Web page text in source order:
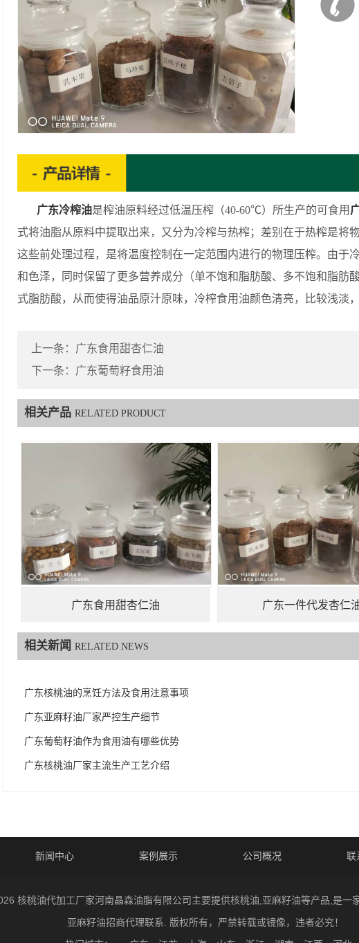
广东冷榨油是榨油原料经过低温压榨（40-60℃）所生产的可食用
式将油脂从原料中提取出来，又分为冷榨与热榨；差别在于热榨是将
这些前处理过程，是将温度控制在一定范围内进行的物理压榨。由于
和色泽，同时保留了更多营养成分（单不饱和脂肪酸、多不饱和脂肪
式脂肪酸，从而使得油品原汁原味，冷榨食用油颜色清亮，比较浅淡
上一条： 广东食用甜杏仁油
下一条： 广东葡萄籽食用油
相关产品 RELATED PRODUCT
广东食用甜杏仁油 广东一件代发杏仁
相关新闻 RELATED NEWS
广东核桃油的烹饪方法及食用注意事项
广东亚麻籽油厂家严控生产细节
广东葡萄籽油作为食用油有哪些优势
广东核桃油厂家主流生产工艺介绍
新闻中心 案例展示 公司概况 联
核桃油代加工厂家河南晶森油脂有限公司主要提供核桃油,亚麻籽油等产品,是
亚麻籽油招商代理联系. 版权所有，严禁转载或镜像，违者必究！